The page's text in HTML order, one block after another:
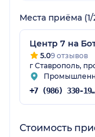
Места приёма (1/
Центр 7 на
5.09 отзывов
г Ставрополь,
+7 (986)
Стоимость